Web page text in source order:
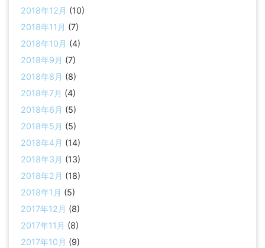
2018年12月 (10)
2018年11月 (7)
2018年10月 (4)
2018年9月 (7)
2018年8月 (8)
2018年7月 (4)
2018年6月 (5)
2018年5月 (5)
2018年4月 (14)
2018年3月 (13)
2018年2月 (18)
2018年1月 (5)
2017年12月 (8)
2017年11月 (8)
2017年10月 (9)